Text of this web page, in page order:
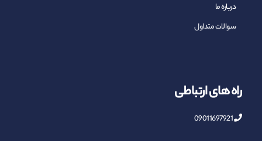
درباره ما
سوالات متداول
راه های ارتباطی